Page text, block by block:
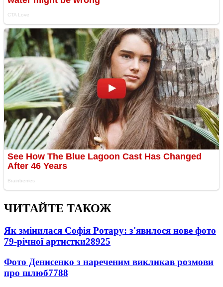
ЧИТАЙТЕ ТАКОЖ
Як змінилася Софія Ротару: з'явилося нове фото
79-річної артистки28925
Фото Денисенко з нареченим викликав розмови
про шлюб7788